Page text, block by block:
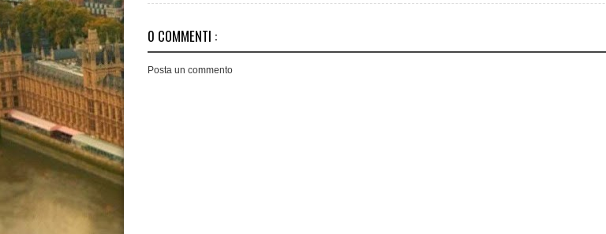
0 COMMENTI :
Posta un commento